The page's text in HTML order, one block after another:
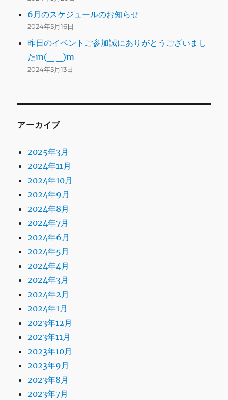
6月のスケジュールのお知らせ
2024年5月16日
昨日のイベントご参加誠にありがとうございまし
たm(_ _)m
2024年5月13日
アーカイブ
2025年3月
2024年11月
2024年10月
2024年9月
2024年8月
2024年7月
2024年6月
2024年5月
2024年4月
2024年3月
2024年2月
2024年1月
2023年12月
2023年11月
2023年10月
2023年9月
2023年8月
2023年7月